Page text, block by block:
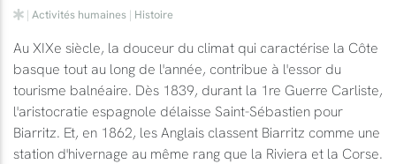
| Activités humaines | Histoire
Au XIXe siècle, la douceur du climat qui caractérise la Côte
basque tout au long de l'année, contribue à l'essor du
tourisme balnéaire. Dès 1839, durant la 1re Guerre Carliste,
l'aristocratie espagnole délaisse Saint-Sébastien pour
Biarritz. Et, en 1862, les Anglais classent Biarritz comme une
station d'hivernage au même rang que la Riviera et la Corse.